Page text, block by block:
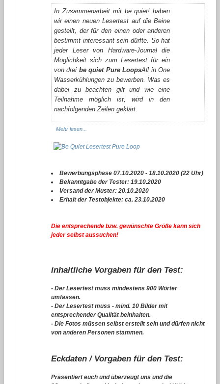
In Zusammenarbeit mit be quiet! haben
wir einen neuen Lesertest auf die Beine
gestellt, der für den einen oder anderen
bestimmt interessant sein dürfte. So hat
jeder Leser von Hardware-Journal die
Möglichkeit sich zum Lesertest für ein
von drei be quiet Pure LoopsAll in One
Wasserkühlungen zu bewerben. Was es
dabei zu beachten gilt und wie eine
Teilnahme möglich ist, wird in den
nachfolgenden Zeilen geklärt.
Mehr lesen...
Bewerbungsphase 07.10.2020 - 18.10.2020 (22 Uhr)
Bekanntgabe der Tester: 19.10.2020
Versand der Muster: 20.10.2020
Erhalt der Testobjekte: ca. 23.10.2020
Die entsprechende bzw. gewünschte Größe kann sich
jeder selbst aussuchen!
inhaltliche Vorgaben für den Test:
- Der Lesertest muss mindestens 900 Wörter
umfassen.
- Der Lesertest muss - mind. 10 Bilder mit
entsprechender Qualität beinhalten.
- Die Fotos müssen selbst erstellt sein und dürfen nicht
von anderen Personen stammen.
Eckdaten / Vorgaben für den Test:
Präsentiert euch und überzeugt uns und die